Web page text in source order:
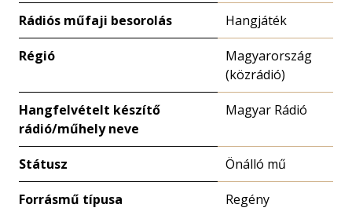
Rádiós műfaji besorolás Hangjáték
Régió
Magyarország
(közrádió)
Hangfelvételt készítő
rádió/műhely neve
Magyar Rádió
Státusz Önálló mű
Forrásmű típusa Regény